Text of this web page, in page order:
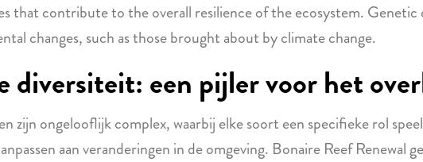
that contribute to the overall resilience of the ecosystem. Genetic
changes, such as those brought about by climate change.
diversiteit: een pijler voor het
zijn ongelooflijk complex, waarbij elke soort een specifieke rol
aan veranderingen in de omgeving. Bonaire Reef